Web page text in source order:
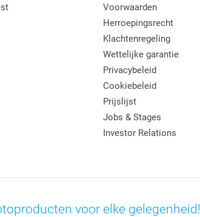
Voorwaarden
Herroepingsrecht
Klachtenregeling
Wettelijke garantie
Privacybeleid
Cookiebeleid
Prijslijst
Jobs & Stages
Investor Relations
voor elke gelegenheid!